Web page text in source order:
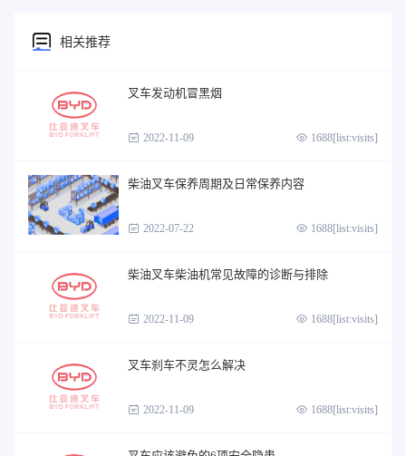
相关推荐
叉车发动机冒黑烟
2022-11-09 1688[list:visits]
柴油叉车保养周期及日常保养内容
2022-07-22 1688[list:visits]
柴油叉车柴油机常见故障的诊断与排除
2022-11-09 1688[list:visits]
叉车刹车不灵怎么解决
2022-11-09 1688[list:visits]